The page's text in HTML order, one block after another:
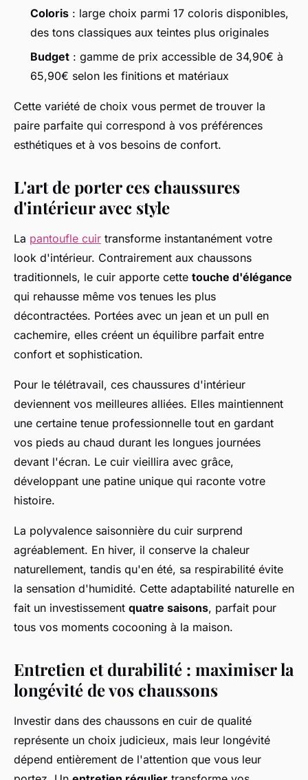
Coloris : large choix parmi 17 coloris disponibles,
des tons classiques aux teintes plus originales
Budget : gamme de prix accessible de 34,90€ à
65,90€ selon les finitions et matériaux
Cette variété de choix vous permet de trouver la
paire parfaite qui correspond à vos préférences
esthétiques et à vos besoins de confort.
L'art de porter ces chaussures
d'intérieur avec style
La pantoufle cuir transforme instantanément votre
look d'intérieur. Contrairement aux chaussons
traditionnels, le cuir apporte cette touche d'élégance
qui rehausse même vos tenues les plus
décontractées. Portées avec un jean et un pull en
cachemire, elles créent un équilibre parfait entre
confort et sophistication.
Pour le télétravail, ces chaussures d'intérieur
deviennent vos meilleures alliées. Elles maintiennent
une certaine tenue professionnelle tout en gardant
vos pieds au chaud durant les longues journées
devant l'écran. Le cuir vieillira avec grâce,
développant une patine unique qui raconte votre
histoire.
La polyvalence saisonnière du cuir surprend
agréablement. En hiver, il conserve la chaleur
naturellement, tandis qu'en été, sa respirabilité évite
la sensation d'humidité. Cette adaptabilité naturelle en
fait un investissement quatre saisons, parfait pour
tous vos moments cocooning à la maison.
Entretien et durabilité : maximiser la
longévité de vos chaussons
Investir dans des chaussons en cuir de qualité
représente un choix judicieux, mais leur longévité
dépend entièrement de l'attention que vous leur